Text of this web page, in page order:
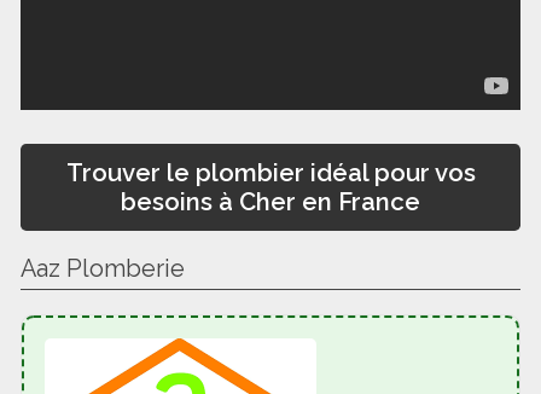
Trouver le plombier idéal pour vos
besoins à Cher en France
Aaz Plomberie